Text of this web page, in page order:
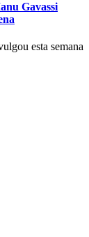
Gavassi
esta semana